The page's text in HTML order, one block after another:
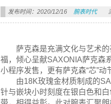
发布时间：2020/12/16 腕表时代
萨克森是充满文化与艺术
福，倾心呈献SAXONIA萨克森
小程序发售，更有萨克森“芯”动
由18K玫瑰金材质制成的
针与嵌块小时刻度在银白色和